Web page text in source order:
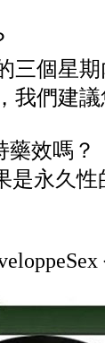
三個星
我們建議
藥效嗎？
是永久